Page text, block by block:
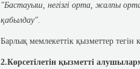
"Бастауыш, негізгі орта, жалпы
қабылдау".
Барлық мемлекеттік қызметтер тегін
2.Көрсетілетін қызметті